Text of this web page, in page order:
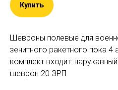
Купить
Шевроны полевые для
зенитного ракетного пока
комплект входит:
шеврон 20 ЗРП